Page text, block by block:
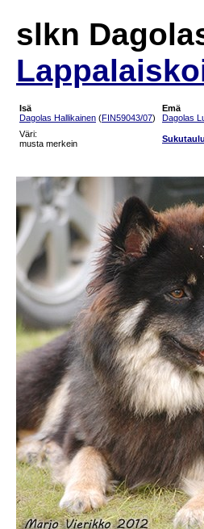
slkn
Isä
Dagolas Hallikainen (FIN59043/07)
Emä
Dagolas
Väri:
musta merkein
Sukutaulu